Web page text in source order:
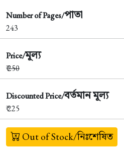
Number of Pages/পাতা
243
Price/মূল্য
₹250
Discounted Price/বর্তমান মূল্য
₹ 225
Out of Stock/নিঃশেষিত